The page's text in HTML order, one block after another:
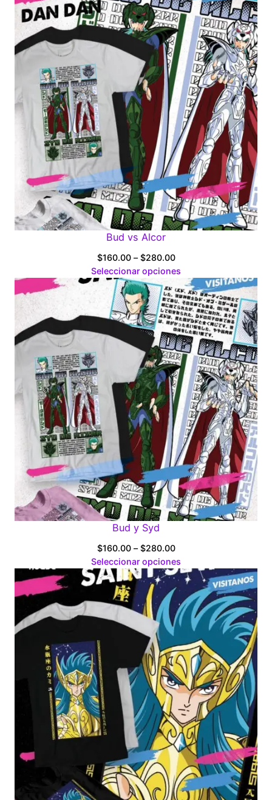
through
$280.00
Bud vs Alcor
$160.00 – $280.00Price
range:
$160.00
through
$280.00
Seleccionar opciones
Bud y Syd
$160.00 – $280.00Price
range:
$160.00
through
$280.00
Seleccionar opciones